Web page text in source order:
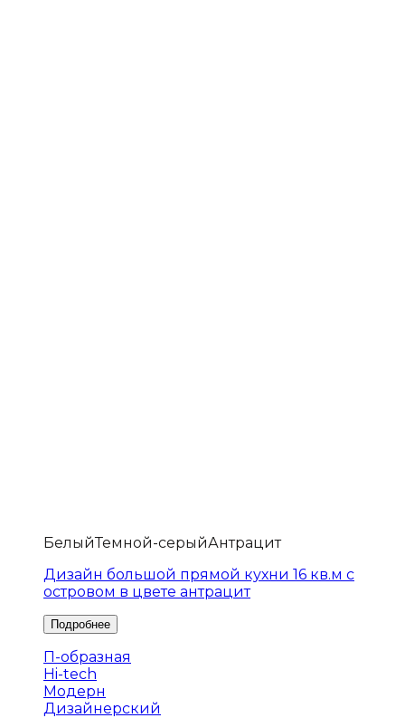
БелыйТемной-серыйАнтрацит
Дизайн большой прямой кухни 16 кв.м с
островом в цвете антрацит
П-образная
Hi-tech
Модерн
Дизайнерский